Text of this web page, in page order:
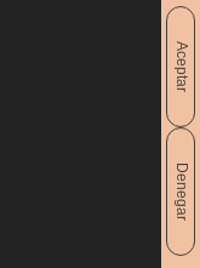
Aceptar
Denegar